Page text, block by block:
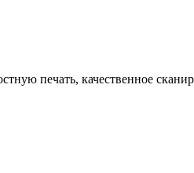
печать, качественное